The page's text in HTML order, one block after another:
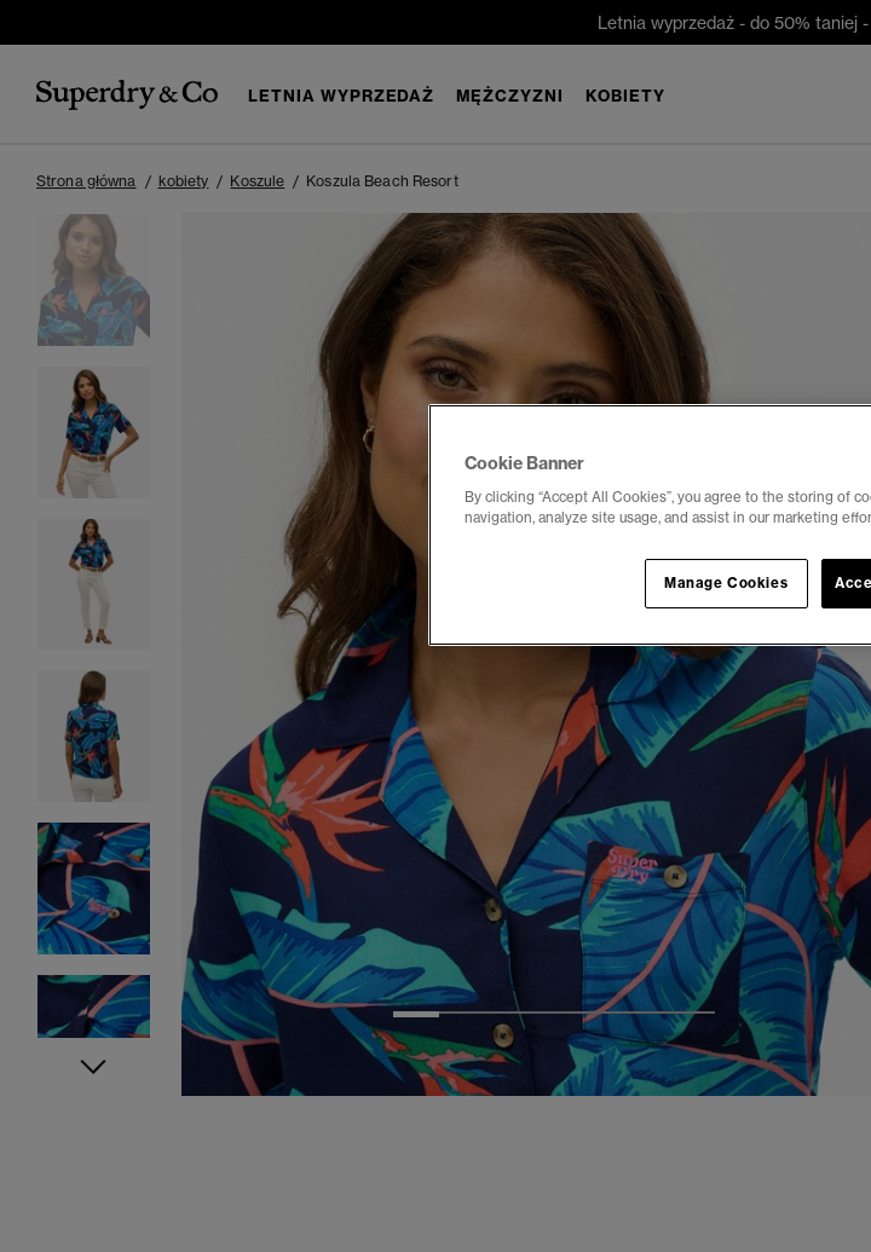
Letnia wyprzedaż - do 50% taniej -
LETNIA WYPRZEDAŻ MĘŻCZYZNI KOBIETY
Strona główna kobiety Koszule Koszula Beach Resort
3 5 6 7
Cookie Banner
By clicking “Accept All Cookies”, you agree to the storing of
navigation, analyze site usage, and assist in our marketing
Manage Cookies